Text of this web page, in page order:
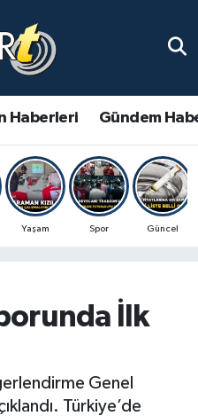
Haberleri Gündem
Yaşam Spor Güncel
İlk
Genel
Türkiye’de